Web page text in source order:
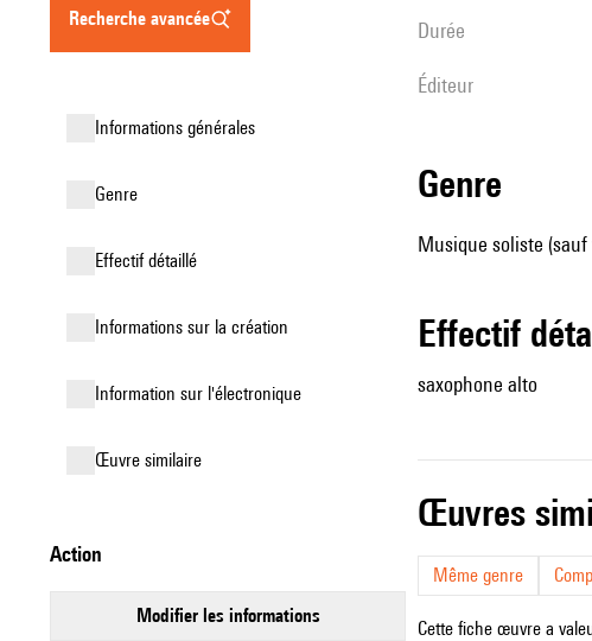
recherche avancée
informations générales
genre
effectif détaillé
informations sur la création
Information sur l'électronique
œuvre similaire
action
modifier les informations
durée
éditeur
genre
Musique soliste (sauf
effectif
saxophone alto
œuvres
Même genre
Cette fiche œuvre a